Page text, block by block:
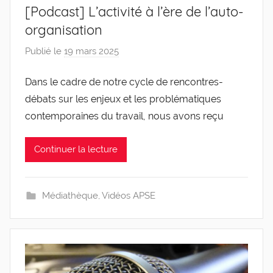
[Podcast] L’activité à l’ère de l’auto-
organisation
Publié le 19 mars 2025
r
g
l
i
Dans le cadre de notre cycle de rencontres-
débats sur les enjeux et les problématiques
contemporaines du travail, nous avons reçu
Continuer la lecture
Médiathèque, Vidéos APSE